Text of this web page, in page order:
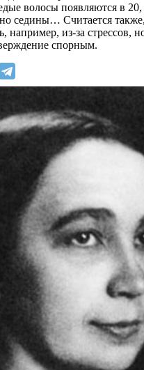
волосы появляются в 20,
седины… Считается
например, из-за стрессов,
спорным.